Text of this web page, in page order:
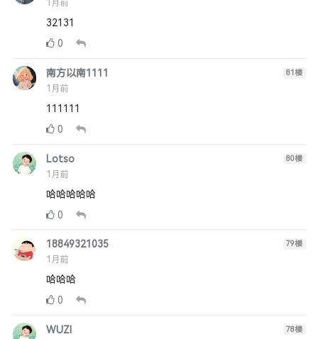
1月前
32131
0
南方以南1111
1月前
81楼
111111
0
Lotso
1月前
80楼
哈哈哈哈哈
0
18849321035
1月前
79楼
哈哈哈
0
WUZI 78楼